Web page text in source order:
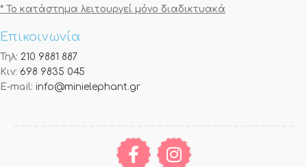
* Το κατάστημα λειτουργεί μόνο διαδικτυακά
Επικοινωνία
Τηλ: 210 9881 887
Κιν: 698 9835 045
E-mail: info@minielephant.gr